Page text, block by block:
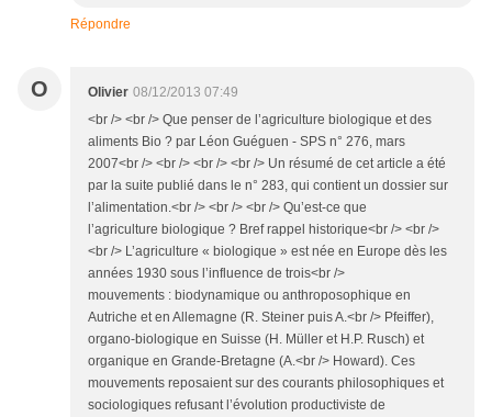
Répondre
O Olivier 08/12/2013 07:49
<br /> <br /> Que penser de l’agriculture biologique et des
aliments Bio ? par Léon Guéguen - SPS n° 276, mars
2007<br /> <br /> <br /> <br /> Un résumé de cet article a été
par la suite publié dans le n° 283, qui contient un dossier sur
l’alimentation.<br /> <br /> <br /> Qu’est-ce que
l’agriculture biologique ? Bref rappel historique<br /> <br />
<br /> L’agriculture « biologique » est née en Europe dès les
années 1930 sous l’influence de trois<br />
mouvements : biodynamique ou anthroposophique en
Autriche et en Allemagne (R. Steiner puis A.<br /> Pfeiffer),
organo-biologique en Suisse (H. Müller et H.P. Rusch) et
organique en Grande-Bretagne (A.<br /> Howard). Ces
mouvements reposaient sur des courants philosophiques et
sociologiques refusant l’évolution productiviste de